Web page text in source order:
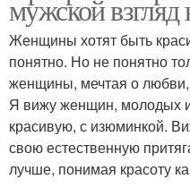
мужской
Женщины хотят быть
понятно. Но не понятно
женщины, мечтая о
Я вижу женщин, молодых
красивую, с изюминкой.
свою естественную
лучше, понимая красоту